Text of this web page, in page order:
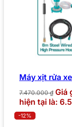
Máy xịt rửa
7.470.000₫ Giá
hiện tại là:
-12%